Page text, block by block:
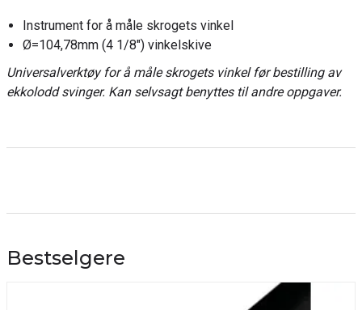
Instrument for å måle skrogets vinkel
Ø=104,78mm (4 1/8") vinkelskive
Universalverktøy for å måle skrogets vinkel før bestilling av
ekkolodd svinger. Kan selvsagt benyttes til andre oppgaver.
Bestselgere